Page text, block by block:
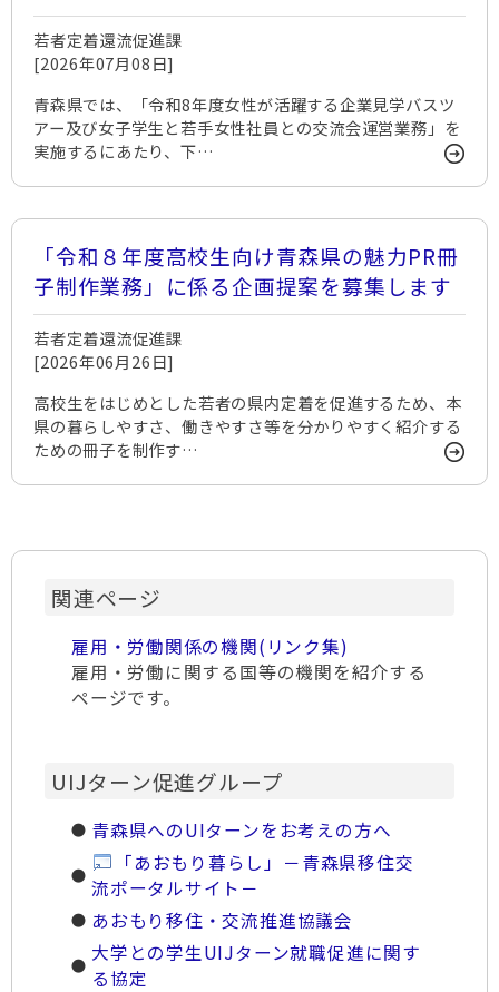
会運営業務」に係る企画提案を募集します
若者定着還流促進課
[2026年07月08日]
青森県では、「令和8年度女性が活躍する企業見学バスツ
アー及び女子学生と若手女性社員との交流会運営業務」を
実施するにあたり、下…
「令和８年度高校生向け青森県の魅力PR冊
子制作業務」に係る企画提案を募集します
若者定着還流促進課
[2026年06月26日]
高校生をはじめとした若者の県内定着を促進するため、本
県の暮らしやすさ、働きやすさ等を分かりやすく紹介する
ための冊子を制作す…
関連ページ
雇用・労働関係の機関(リンク集)
雇用・労働に関する国等の機関を紹介する
ページです。
UIJターン促進グループ
青森県へのUIターンをお考えの方へ
「あおもり暮らし」－青森県移住交
流ポータルサイト－
あおもり移住・交流推進協議会
大学との学生UIJターン就職促進に関す
る協定